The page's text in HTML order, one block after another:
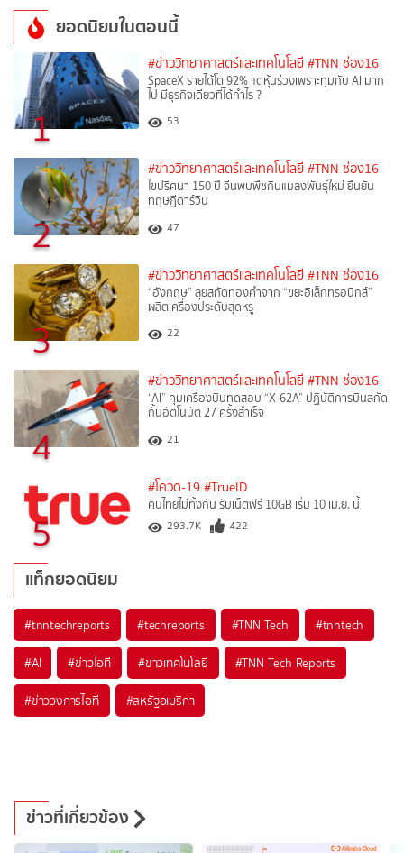
ยอดนิยมในตอนนี้
1
#ข่าววิทยาศาสตร์และเทคโนโลยี #TNN ช่อง16
SpaceX รายได้โต 92% แต่หุ้นร่วงเพราะทุ่มกับ AI มาก
ไป มีธุรกิจเดียวที่ได้กำไร ?
53
2
#ข่าววิทยาศาสตร์และเทคโนโลยี #TNN ช่อง16
ไขปริศนา 150 ปี จีนพบพืชกินแมลงพันธุ์ใหม่ ยืนยัน
ทฤษฎีดาร์วิน
47
3
#ข่าววิทยาศาสตร์และเทคโนโลยี #TNN ช่อง16
“อังกฤษ” ลุยสกัดทองคำจาก “ขยะอิเล็กทรอนิกส์”
ผลิตเครื่องประดับสุดหรู
22
4
#ข่าววิทยาศาสตร์และเทคโนโลยี #TNN ช่อง16
“AI” คุมเครื่องบินทดสอบ “X-62A” ปฏิบัติการบินสกัด
กั้นอัตโนมัติ 27 ครั้งสำเร็จ
21
5
#โควิด-19 #TrueID
คนไทยไม่ทิ้งกัน รับเน็ตฟรี 10GB เริ่ม 10 เม.ย. นี้
293.7K 422
แท็กยอดนิยม
#tnntechreports #techreports #TNN Tech #tnntech
#AI #ข่าวไอที #ข่าวเทคโนโลยี #TNN Tech Reports
#ข่าววงการไอที #สหรัฐอเมริกา
ข่าวที่เกี่ยวข้อง